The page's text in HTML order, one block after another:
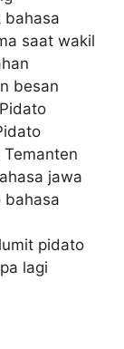
bahasa
saat wakil
besan
jawa
bahasa
pidato
lagi